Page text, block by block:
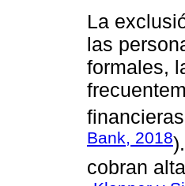
La
las
formales,
Bank, 2018
cobran